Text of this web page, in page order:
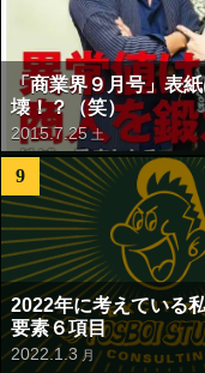
「商業界９月号」表
壊！？（笑）
2015.7.25 土
9
2022年に考えている
要素６項目
2022.1 .3 月